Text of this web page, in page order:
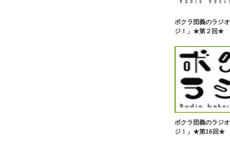
ボクラ団義のラジ
ジ！」★第２回★
ボクラ団義のラジ
ジ！」★第16回★